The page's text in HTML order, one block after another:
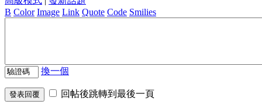
B Color Image Link Quote Code Smilies
換一個
發表回覆 回帖後跳轉到最後一頁